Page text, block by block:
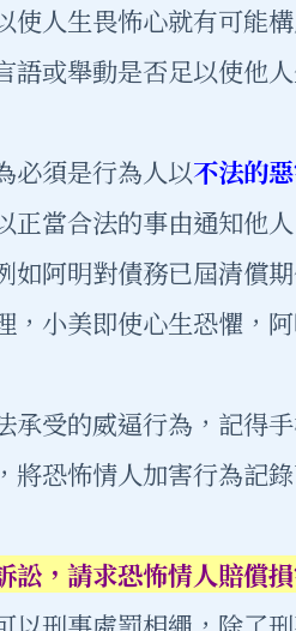
使人生畏怖心就有可能
語或舉動是否足以使他
必須是行為人以不法的
正當合法的事由通知他
如阿明對債務已屆清償
，小美即使心生恐懼，
承受的威逼行為，記得
將恐怖情人加害行為記
訟，請求恐怖情人賠償